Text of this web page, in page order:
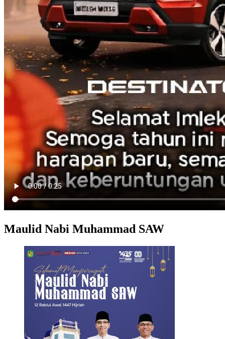
Maulid Nabi Muhammad SAW